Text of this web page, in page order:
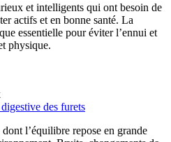
et intelligents qui ont besoin de
actifs et en bonne santé. La
essentielle pour éviter l’ennui et
physique.
des furets
l’équilibre repose en grande